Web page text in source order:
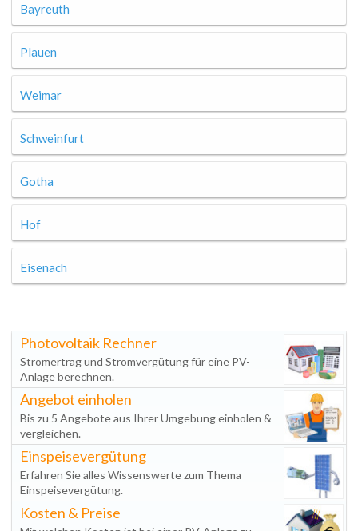
Bayreuth
Plauen
Weimar
Schweinfurt
Gotha
Hof
Eisenach
Photovoltaik Rechner
Stromertrag und Stromvergütung für eine PV-
Anlage berechnen.
Angebot einholen
Bis zu 5 Angebote aus Ihrer Umgebung einholen &
vergleichen.
Einspeisevergütung
Erfahren Sie alles Wissenswerte zum Thema
Einspeisevergütung.
Kosten & Preise